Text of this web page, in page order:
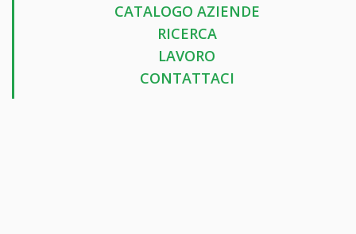
CATALOGO AZIENDE
RICERCA
LAVORO
CONTATTACI